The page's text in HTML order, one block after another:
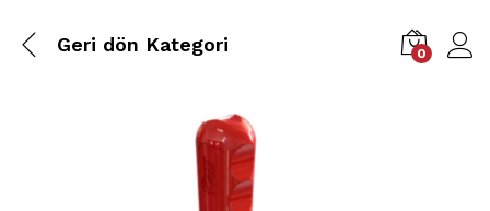
Geri dön Kategori 0